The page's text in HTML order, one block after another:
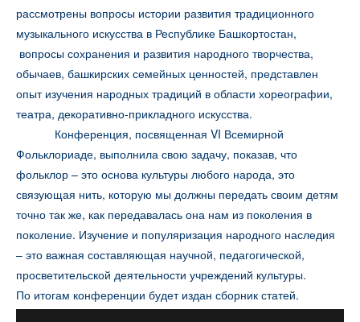
рассмотрены вопросы истории развития традиционного
музыкального искусства в Республике Башкортостан,
вопросы сохранения и развития народного творчества,
обычаев, башкирских семейных ценностей, представлен
опыт изучения народных традиций в области хореографии,
театра, декоративно-прикладного искусства.
Конференция, посвященная VI Всемирной
Фольклориаде, выполнила свою задачу, показав, что
фольклор – это основа культуры любого народа, это
связующая нить, которую мы должны передать своим детям
точно так же, как передавалась она нам из поколения в
поколение. Изучение и популяризация народного наследия
– это важная составляющая научной, педагогической,
просветительской деятельности учреждений культуры.
По итогам конференции будет издан сборник статей.